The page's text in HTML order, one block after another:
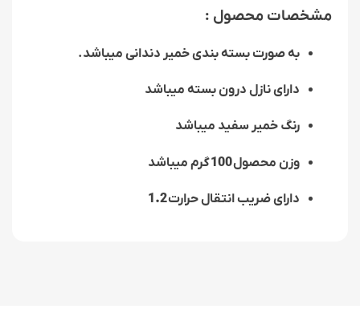
مشخصات محصول :
به صورت بسته بندی خمیر دندانی میباشد.
دارای نازل درون بسته میباشد
رنگ خمیر سفید میباشد
وزن محصول100گرم میباشد
دارای ضریب انتقال حرارت1.2